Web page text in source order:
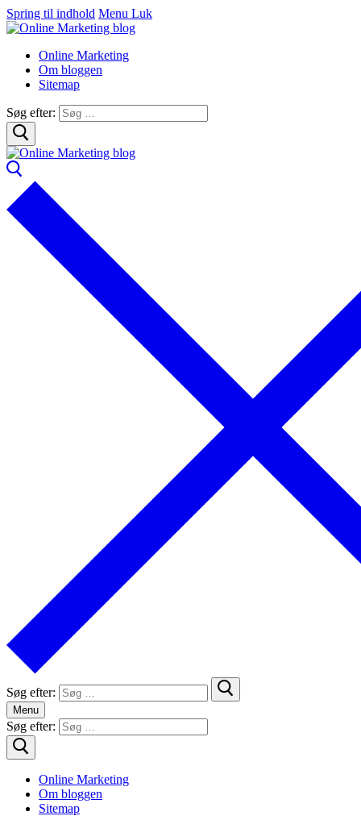
Spring til indhold Menu Luk
Online Marketing
Om bloggen
Sitemap
Søg efter:
Søg efter:
Menu
Søg efter:
Online Marketing
Om bloggen
Sitemap